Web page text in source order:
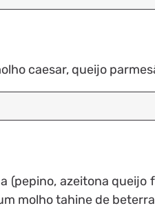
caesar, queijo
(pepino, azeitona queijo
molho tahine de